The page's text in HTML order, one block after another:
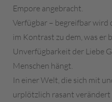
Empore angebracht.
Verfügbar – begreifbar wird
im Kontrast zu dem, was er
Unverfügbarkeit der Liebe
Menschen hängt.
In einer Welt, die sich mit
urplötzlich rasant